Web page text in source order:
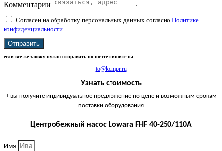
Комментарии
Согласен на обработку персональных данных согласно Политике
конфиденциальности.
Отправить
если все же заявку нужно отправить по почте пишите на
to@kompr.ru
Узнать стоимость
+ вы получите индивидуальное предложение по цене и возможным срокам
поставки оборудования
Центробежный насос Lowara FHF 40-250/110A
Имя